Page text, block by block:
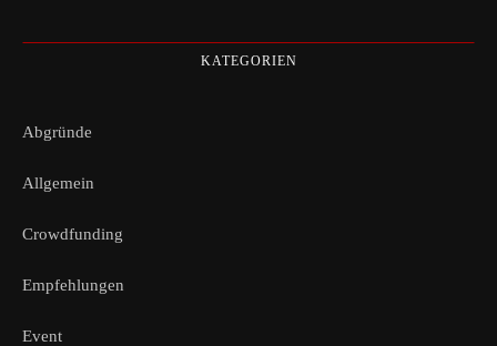
KATEGORIEN
Abgründe
Allgemein
Crowdfunding
Empfehlungen
Event